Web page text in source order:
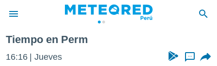
de
Tiempo en Perm
16:16 Jueves ...